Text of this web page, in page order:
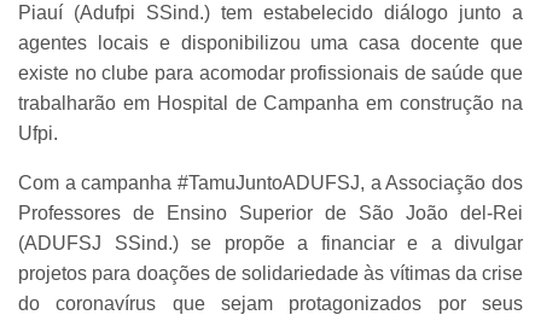
Piauí (Adufpi SSind.) tem estabelecido diálogo junto a
agentes locais e disponibilizou uma casa docente que
existe no clube para acomodar profissionais de saúde que
trabalharão em Hospital de Campanha em construção na
Ufpi.
Com a campanha #TamuJuntoADUFSJ, a Associação dos
Professores de Ensino Superior de São João del-Rei
(ADUFSJ SSind.) se propõe a financiar e a divulgar
projetos para doações de solidariedade às vítimas da crise
do coronavírus que sejam protagonizados por seus